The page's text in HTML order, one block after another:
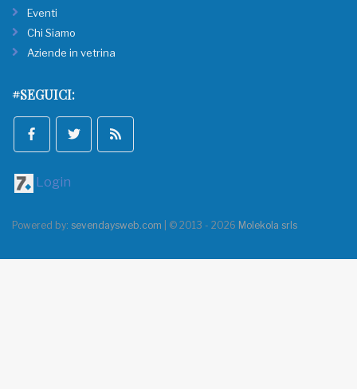
Eventi
Chi Siamo
Aziende in vetrina
#SEGUICI:
Login
Powered by: sevendaysweb.com | © 2013 - 2026 Molekola srls